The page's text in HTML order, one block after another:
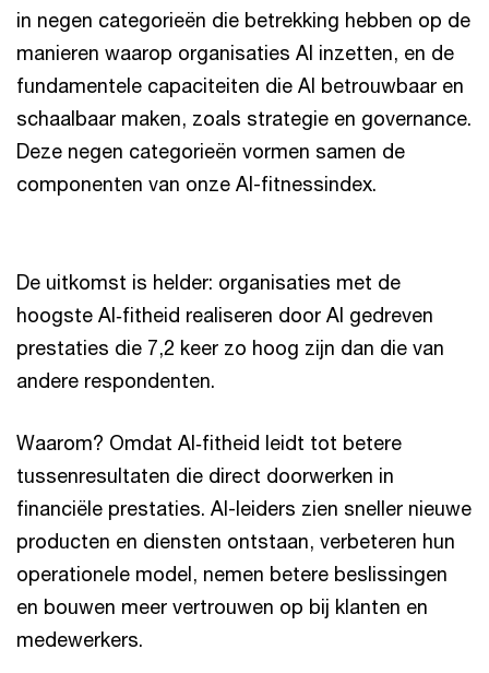
in negen categorieën die betrekking hebben op de
manieren waarop organisaties AI inzetten, en de
fundamentele capaciteiten die AI betrouwbaar en
schaalbaar maken, zoals strategie en governance.
Deze negen categorieën vormen samen de
componenten van onze AI-fitnessindex.
De uitkomst is helder: organisaties met de
hoogste AI‑fitheid realiseren door AI gedreven
prestaties die 7,2 keer zo hoog zijn dan die van
andere respondenten.
Waarom? Omdat AI‑fitheid leidt tot betere
tussenresultaten die direct doorwerken in
financiële prestaties. AI-leiders zien sneller nieuwe
producten en diensten ontstaan, verbeteren hun
operationele model, nemen betere beslissingen
en bouwen meer vertrouwen op bij klanten en
medewerkers.